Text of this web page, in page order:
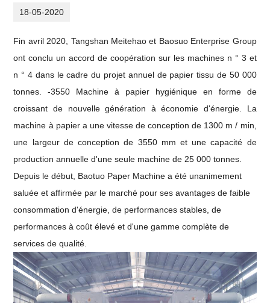
18-05-2020
Fin avril 2020, Tangshan Meitehao et Baosuo Enterprise Group
ont conclu un accord de coopération sur les machines n ° 3 et
n ° 4 dans le cadre du projet annuel de papier tissu de 50 000
tonnes. -3550 Machine à papier hygiénique en forme de
croissant de nouvelle génération à économie d'énergie. La
machine à papier a une vitesse de conception de 1300 m / min,
une largeur de conception de 3550 mm et une capacité de
production annuelle d'une seule machine de 25 000 tonnes.
Depuis le début, Baotuo Paper Machine a été unanimement
saluée et affirmée par le marché pour ses avantages de faible
consommation d'énergie, de performances stables, de
performances à coût élevé et d'une gamme complète de
services de qualité.